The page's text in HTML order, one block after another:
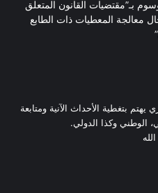
بـ”مقتضيات القانون المتعلق
معالجة المعطيات ذات الطابع
يهتم بتغطية الأحداث الآنية ومتابعة
الوطني وكذا الدولي.